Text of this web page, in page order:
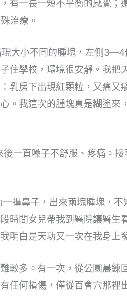
有一長一短不平衡的感覺；
治療。
大小不同的腫塊，左側3—4
住學校，環境很安靜。我把
乳房下出現紅顆粒，又痛又
。我這次的腫塊真是糊塗來
一直嗓子不舒服、疼痛。
擤鼻子，出來兩塊腫塊，
時間女兒帶我到醫院讓醫生
明白是天功又一次在我身上
較多。有一次，從公園晨練
任何損傷，僅從百會穴那裡